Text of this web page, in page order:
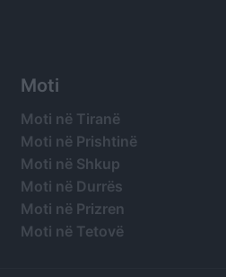
Moti
Moti në Tiranë
Moti në Prishtinë
Moti në Shkup
Moti në Durrës
Moti në Prizren
Moti në Tetovë